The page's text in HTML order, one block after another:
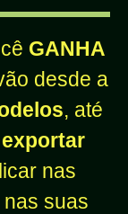
GANHA
desde a
, até
exportar
nas
nas suas